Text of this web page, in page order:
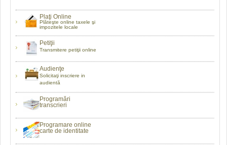
Plaţi Online
Plăteşte online taxele şi
impozitele locale
Petiţii
Transmitere petiţii online
Audienţe
Solicitaţi inscriere in
audientă
Programări
transcrieri
Programare online
carte de identitate